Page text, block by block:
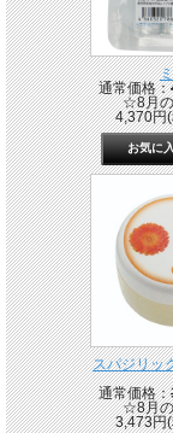
通常価格：
☆8月
4,370円
スパジリ
通常価格：
☆8月
3,473円